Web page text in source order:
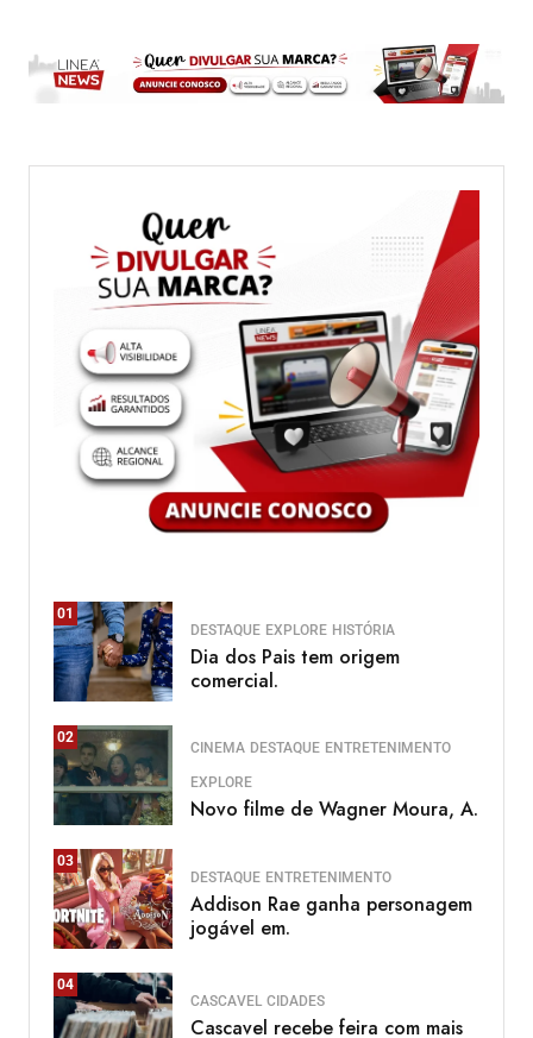
01
DESTAQUE EXPLORE HISTÓRIA
Dia dos Pais tem origem
comercial.
02
CINEMA DESTAQUE ENTRETENIMENTO
EXPLORE
Novo filme de Wagner Moura, A.
03
DESTAQUE ENTRETENIMENTO
Addison Rae ganha personagem
jogável em.
04
CASCAVEL CIDADES
Cascavel recebe feira com mais